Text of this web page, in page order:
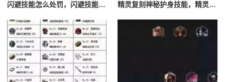
闪避技能怎么处罚，闪避技能怎么处罚队友 精灵复刻神秘护身技能，精灵复刻攻略